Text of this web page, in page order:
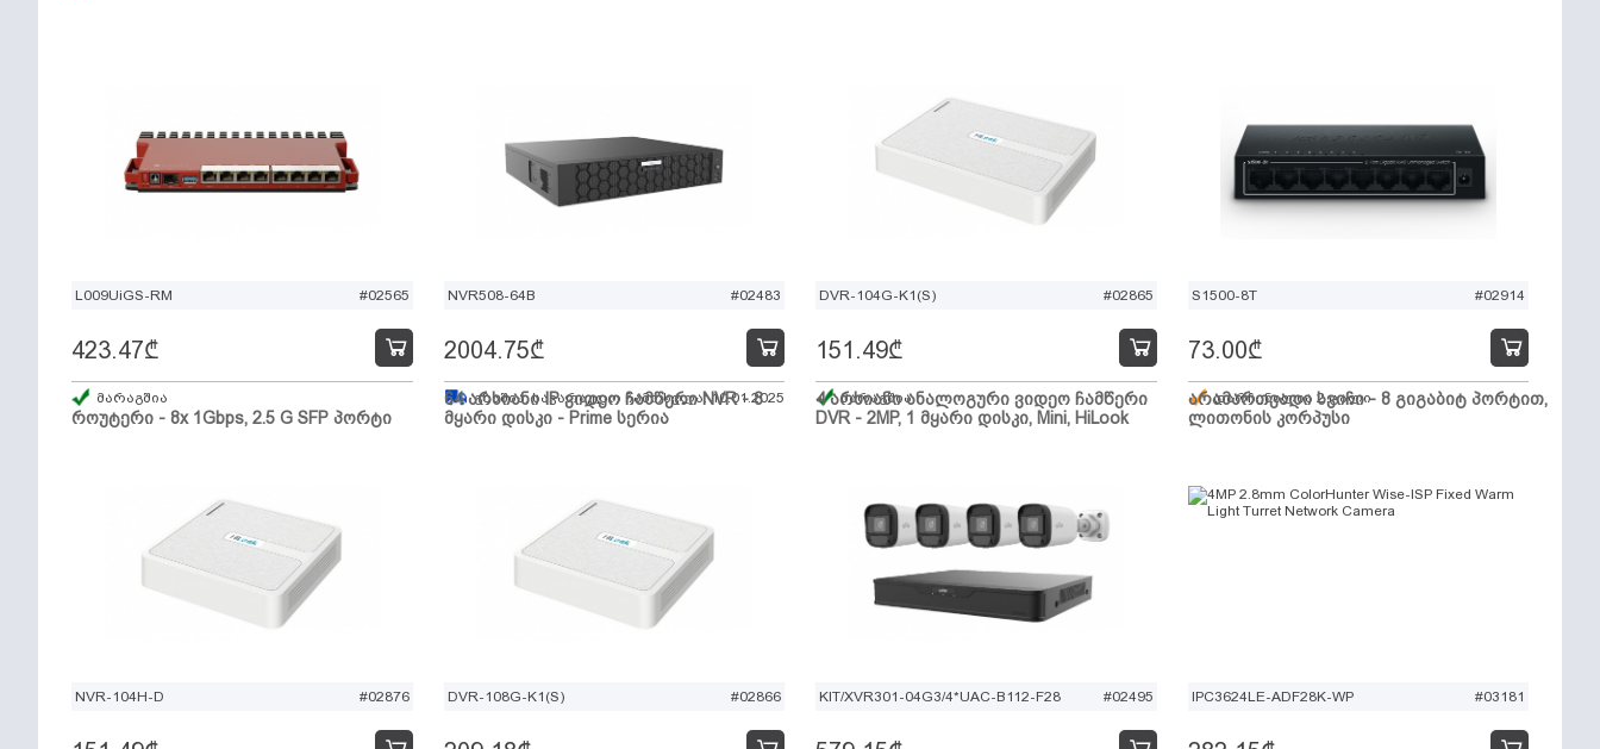
L009UiGS-RM #02565
როუტერი - 8x 1Gbps, 2.5 G SFP პორტი
423.47₾
მარაგშია
NVR508-64B #02483
64 არხიანი IP ვიდეო ჩამწერი NVR - 8
მყარი დისკი - Prime სერია
2004.75₾
გზაშია, სავარაუდო ჩამოსვლა: 10.01.2025
DVR-104G-K1(S) #02865
4 არხიანი ანალოგური ვიდეო ჩამწერი
DVR - 2MP, 1 მყარი დისკი, Mini, HiLook
151.49₾
მარაგშია
S1500-8T #02914
არამართვადი სვიჩი - 8 გიგაბიტ პორტით,
ლითონის კორპუსი
73.00₾
დარჩენილია 2 ცალი
NVR-104H-D #02876 DVR-108G-K1(S) #02866 KIT/XVR301-04G3/4*UAC-B112-F28 #02495 IPC3624LE-ADF28K-WP #03181